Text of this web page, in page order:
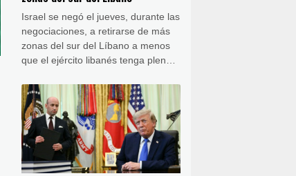
Israel se negó el jueves, durante las
negociaciones, a retirarse de más
zonas del sur del Líbano a menos
que el ejército libanés tenga pleno
iniciales, informó a la AFP una
fuente de la presidencia libanesa.